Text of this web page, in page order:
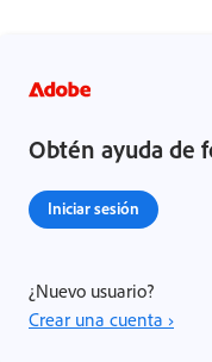
Obtén ayuda de
Iniciar sesión
¿Nuevo usuario?
Crear una cuenta ›